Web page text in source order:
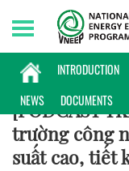
INTRODUCTION
NEWS
DOCUMENTS
Sunday, 09/08/2026 |
[PODCAST
trường công
suất cao, tiết